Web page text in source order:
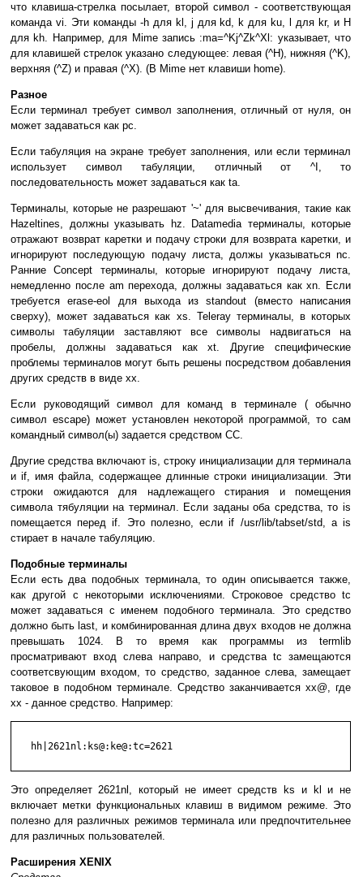
что клавиша-стрелка посылает, второй символ - соответствующая
команда vi. Эти команды -h для kl, j для kd, k для ku, l для kr, и H
для kh. Например, для Mime запись :ma=^Kj^Zk^Xl: указывает, что
для клавишей стрелок указано следующее: левая (^H), нижняя (^K),
верхняя (^Z) и правая (^X). (В Mime нет клавиши home).
Разное
Если терминал требует символ заполнения, отличный от нуля, он
может задаваться как pc.
Если табуляция на экране требует заполнения, или если терминал
использует символ табуляции, отличный от ^I, то
последовательность может задаваться как ta.
Терминалы, которые не разрешают '~' для высвечивания, такие как
Hazeltines, должны указывать hz. Datamedia терминалы, которые
отражают возврат каретки и подачу строки для возврата каретки, и
игнорируют последующую подачу листа, должы указываться nc.
Ранние Concept терминалы, которые игнорируют подачу листа,
немедленно после am перехода, должны задаваться как xn. Если
требуется erase-eol для выхода из standout (вместо написания
сверху), может задаваться как xs. Teleray терминалы, в которых
символы табуляции заставляют все символы надвигаться на
пробелы, должны задаваться как xt. Другие специфические
проблемы терминалов могут быть решены посредством добавления
других средств в виде xx.
Если руководящий символ для команд в терминале ( обычно
символ escape) может установлен некоторой программой, то сам
командный символ(ы) задается средством CC.
Другие средства включают is, строку инициализации для терминала
и if, имя файла, содержащее длинные строки инициализации. Эти
строки ожидаются для надлежащего стирания и помещения
символа тябуляции на терминал. Если заданы оба средства, то is
помещается перед if. Это полезно, если if /usr/lib/tabset/std, а is
стирает в начале табуляцию.
Подобные терминалы
Если есть два подобных терминала, то один описывается также,
как другой с некоторыми исключениями. Строковое средство tc
может задаваться с именем подобного терминала. Это средство
должно быть last, и комбинированная длина двух входов не должна
превышать 1024. В то время как программы из termlib
просматривают вход слева направо, и средства tc замещаются
соответсвующим входом, то средство, заданное слева, замещает
таковое в подобном терминале. Средство заканчивается xx@, где
xx - данное средство. Например:
   hh|2621nl:ks@:ke@:tc=2621
Это определяет 2621nl, который не имеет средств ks и kl и не
включает метки функциональных клавиш в видимом режиме. Это
полезно для различных режимов терминала или предпочтительнее
для различных пользователей.
Расширения XENIX